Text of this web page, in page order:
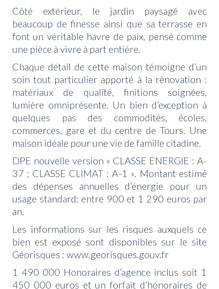
Côté extérieur, le jardin paysagé avec
beaucoup de finesse ainsi que sa terrasse en
font un véritable havre de paix, pensé comme
une pièce à vivre à part entière.
Chaque détail de cette maison témoigne d’un
soin tout particulier apporté à la rénovation :
matériaux de qualité, finitions soignées,
lumière omniprésente. Un bien d’exception à
quelques pas des commodités, écoles,
commerces, gare et du centre de Tours. Une
maison idéale pour une vie de famille citadine.
DPE nouvelle version « CLASSE ENERGIE : A-
37 ; CLASSE CLIMAT : A-1 ». Montant estimé
des dépenses annuelles d’énergie pour un
usage standard: entre 900 et 1 290 euros par
an.
Les informations sur les risques auxquels ce
bien est exposé sont disponibles sur le site
Géorisques : www.georisques.gouv.fr
1 490 000 Honoraires d’agence inclus soit 1
450 000 euros et un forfait d’honoraires de